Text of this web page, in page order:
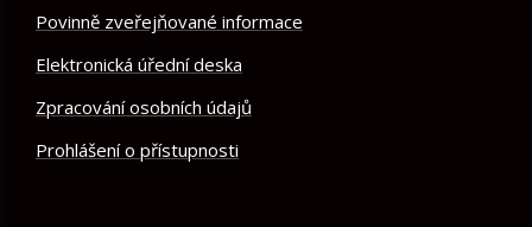
Povinně zveřejňované informace
Elektronická úřední deska
Zpracování osobních údajů
Prohlášení o přístupnosti